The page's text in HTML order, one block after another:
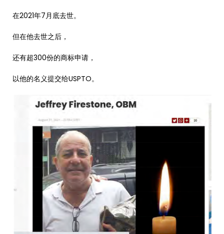
在2021年7月底去世。
但在他去世之后，
还有超300份的商标申请，
以他的名义提交给USPTO。